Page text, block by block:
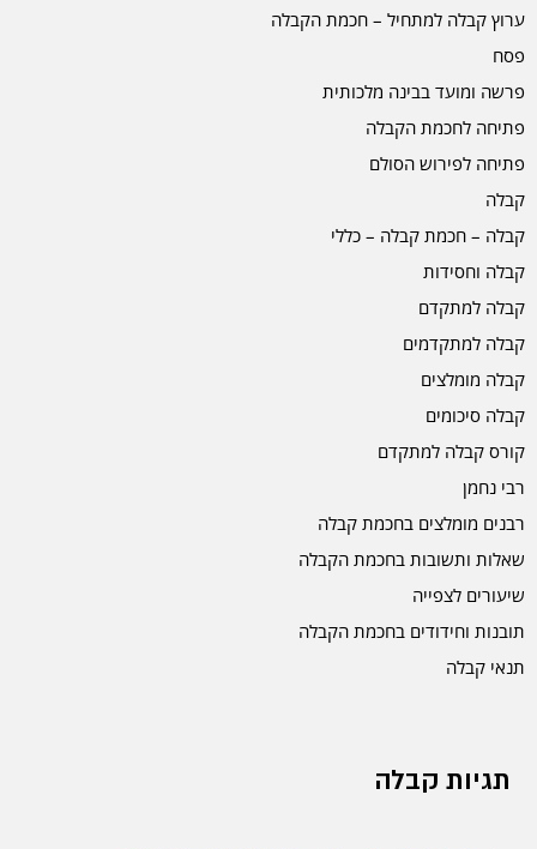
ערוץ קבלה למתחיל – חכמת הקבלה
פסח
פרשה ומועד בבינה מלכותית
פתיחה לחכמת הקבלה
פתיחה לפירוש הסולם
קבלה
קבלה – חכמת קבלה – כללי
קבלה וחסידות
קבלה למתקדם
קבלה למתקדמים
קבלה מומלצים
קבלה סיכומים
קורס קבלה למתקדם
רבי נחמן
רבנים מומלצים בחכמת קבלה
שאלות ותשובות בחכמת הקבלה
שיעורים לצפייה
תובנות וחידודים בחכמת הקבלה
תנאי קבלה
תגיות קבלה